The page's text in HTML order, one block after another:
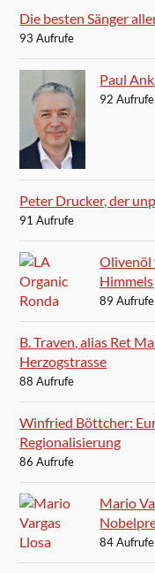
Die besten Sänger
93 Aufrufe
Paul
92 Aufrufe
Peter Drucker, der
91 Aufrufe
Olivenöl
Himmels
89 Aufrufe
B. Traven, alias Ret
Herzogstrasse
88 Aufrufe
Winfried Böttcher:
Regionalisierung
86 Aufrufe
Mario
84 Aufrufe